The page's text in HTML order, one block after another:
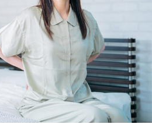
e
n
a
v
i
g